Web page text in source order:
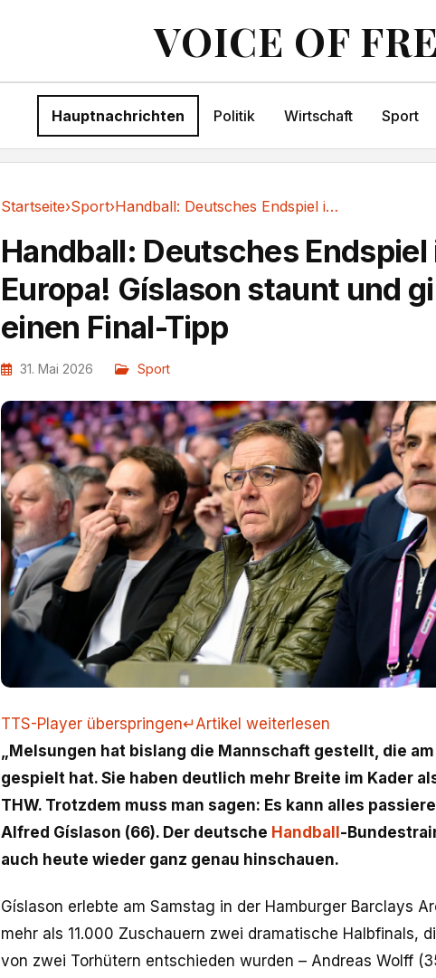
VOICE OF
Hauptnachrichten Politik Wirtschaft Sport
Startseite›Sport› Handball: Deutsches Endspiel in Europa!...
Handball: Deutsches Endspiel
Europa! Gíslason staunt und
einen Final-Tipp
31. Mai 2026 Sport
TTS-Player überspringen↵Artikel weiterlesen
„Melsungen hat bislang die Mannschaft gestellt, die
gespielt hat. Sie haben deutlich mehr Breite im Kader
THW. Trotzdem muss man sagen: Es kann alles
Alfred Gíslason (66). Der deutsche Handball -
auch heute wieder ganz genau hinschauen.
Gíslason erlebte am Samstag in der Hamburger Barclays
mehr als 11.000 Zuschauern zwei dramatische Halbfinals,
von zwei Torhütern entschieden wurden – Andreas Wolff